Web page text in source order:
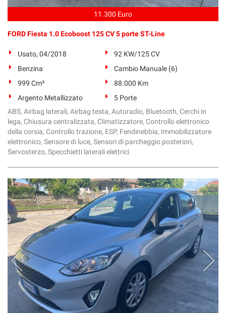
11.300 Euro
FORD Fiesta 1.0 Ecoboost 125 CV 5 porte ST-Line
Usato, 04/2018
92 KW/125 CV
Benzina
Cambio Manuale (6)
999 Cm³
88.000 Km
Argento Metallizzato
5 Porte
ABS, Airbag laterali, Airbag testa, Autoradio, Bluetooth, Cerchi in
lega, Chiusura centralizzata, Climatizzatore, Controllo elettronico
della corsia, Controllo trazione, ESP, Fendinebbia, Immobilizzatore
elettronico, Sensore di luce, Sensori di parcheggio posteriori,
Servosterzo, Specchietti laterali elettrici